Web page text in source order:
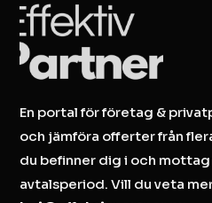
En portal för företag &
och jämföra offerter från
du befinner dig i och
avtalsperiod. Vill du veta